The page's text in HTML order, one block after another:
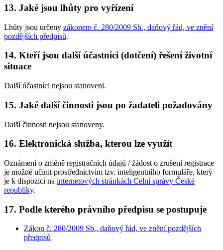
13. Jaké jsou lhůty pro vyřízení
Lhůty jsou určeny zákonem č. 280/2009 Sb., daňový řád, ve znění
pozdějších předpisů.
14. Kteří jsou další účastníci (dotčení) řešení životní
situace
Další účastníci nejsou stanoveni.
15. Jaké další činnosti jsou po žadateli požadovány
Další činnosti nejsou stanoveny.
16. Elektronická služba, kterou lze využít
Oznámení o změně registračních údajů / žádost o zrušení registrace
je možné učinit prostřednictvím tzv. inteligentního formuláře, který
je k dispozici na internetových stránkách Celní správy České
republiky.
17. Podle kterého právního předpisu se postupuje
Zákon č. 280/2009 Sb., daňový řád, ve znění pozdějších
předpisů